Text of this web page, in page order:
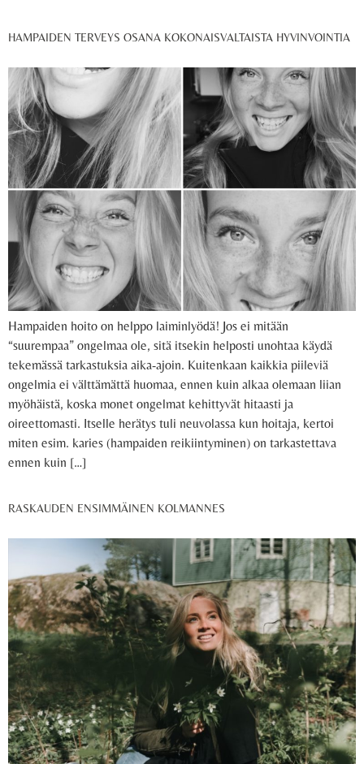
HAMPAIDEN TERVEYS OSANA KOKONAISVALTAISTA HYVINVOINTIA
Hampaiden hoito on helppo laiminlyödä! Jos ei mitään
“suurempaa” ongelmaa ole, sitä itsekin helposti unohtaa käydä
tekemässä tarkastuksia aika-ajoin. Kuitenkaan kaikkia piileviä
ongelmia ei välttämättä huomaa, ennen kuin alkaa olemaan liian
myöhäistä, koska monet ongelmat kehittyvät hitaasti ja
oireettomasti. Itselle herätys tuli neuvolassa kun hoitaja, kertoi
miten esim. karies (hampaiden reikiintyminen) on tarkastettava
ennen kuin […]
RASKAUDEN ENSIMMÄINEN KOLMANNES